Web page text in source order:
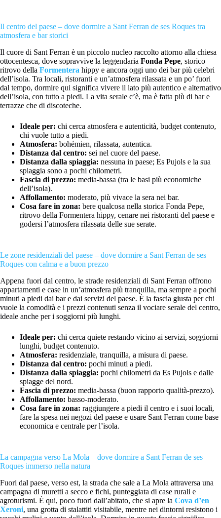
Il centro del paese – dove dormire a Sant Ferran de ses Roques tra
atmosfera e bar storici
Il cuore di Sant Ferran è un piccolo nucleo raccolto attorno alla chiesa
ottocentesca, dove sopravvive la leggendaria Fonda Pepe, storico
ritrovo della Formentera hippy e ancora oggi uno dei bar più celebri
dell’isola. Tra locali, ristoranti e un’atmosfera rilassata e un po’ fuori
dal tempo, dormire qui significa vivere il lato più autentico e alternativo
dell’isola, con tutto a piedi. La vita serale c’è, ma è fatta più di bar e
terrazze che di discoteche.
Ideale per: chi cerca atmosfera e autenticità, budget contenuto,
chi vuole tutto a piedi.
Atmosfera: bohémien, rilassata, autentica.
Distanza dal centro: sei nel cuore del paese.
Distanza dalla spiaggia: nessuna in paese; Es Pujols e la sua
spiaggia sono a pochi chilometri.
Fascia di prezzo: media-bassa (tra le basi più economiche
dell’isola).
Affollamento: moderato, più vivace la sera nei bar.
Cosa fare in zona: bere qualcosa nella storica Fonda Pepe,
ritrovo della Formentera hippy, cenare nei ristoranti del paese e
godersi l’atmosfera rilassata delle sue serate.
Le zone residenziali del paese – dove dormire a Sant Ferran de ses
Roques con calma e a buon prezzo
Appena fuori dal centro, le strade residenziali di Sant Ferran offrono
appartamenti e case in un’atmosfera più tranquilla, ma sempre a pochi
minuti a piedi dai bar e dai servizi del paese. È la fascia giusta per chi
vuole la comodità e i prezzi contenuti senza il vociare serale del centro,
ideale anche per i soggiorni più lunghi.
Ideale per: chi cerca quiete restando vicino ai servizi, soggiorni
lunghi, budget contenuto.
Atmosfera: residenziale, tranquilla, a misura di paese.
Distanza dal centro: pochi minuti a piedi.
Distanza dalla spiaggia: pochi chilometri da Es Pujols e dalle
spiagge del nord.
Fascia di prezzo: media-bassa (buon rapporto qualità-prezzo).
Affollamento: basso-moderato.
Cosa fare in zona: raggiungere a piedi il centro e i suoi locali,
fare la spesa nei negozi del paese e usare Sant Ferran come base
economica e centrale per l’isola.
La campagna verso La Mola – dove dormire a Sant Ferran de ses
Roques immerso nella natura
Fuori dal paese, verso est, la strada che sale a La Mola attraversa una
campagna di muretti a secco e fichi, punteggiata di case rurali e
agroturismi. È qui, poco fuori dall’abitato, che si apre la Cova d’en
Xeroni, una grotta di stalattiti visitabile, mentre nei dintorni resistono i